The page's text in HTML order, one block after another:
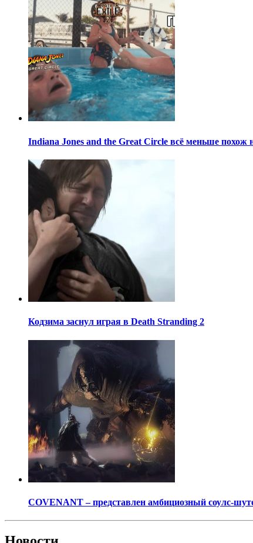
Indiana Jones and the Great Circle всё меньше похож
Кодзима заснул играя в Death Stranding 2
COVENANT – представлен амбициозный соулс-